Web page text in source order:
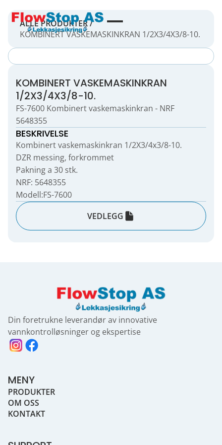
ALLE PRODUKTER /
KOMBINERT VASKEMASKINKRAN 1/2X3/4X3/8-10.
KOMBINERT VASKEMASKINKRAN
1/2X3/4X3/8-10.
FS-7600 Kombinert vaskemaskinkran - NRF
5648355
BESKRIVELSE
Kombinert vaskemaskinkran 1/2X3/4x3/8-10.
DZR messing, forkrommet
Pakning a 30 stk.
NRF: 5648355
Modell:FS-7600
VEDLEGG
Din foretrukne leverandør av innovative
vannkontrolløsninger og ekspertise
MENY
PRODUKTER
OM OSS
KONTAKT